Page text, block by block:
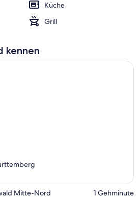
Küche
Grill
kennen
Mitte-Nord
‪1 Gehminute‬